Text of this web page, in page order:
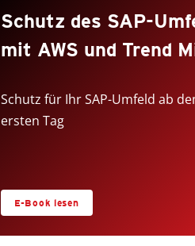
Schutz des SAP-
mit AWS und Trend
Schutz für Ihr SAP-Umfeld ab
ersten Tag
E-Book lesen